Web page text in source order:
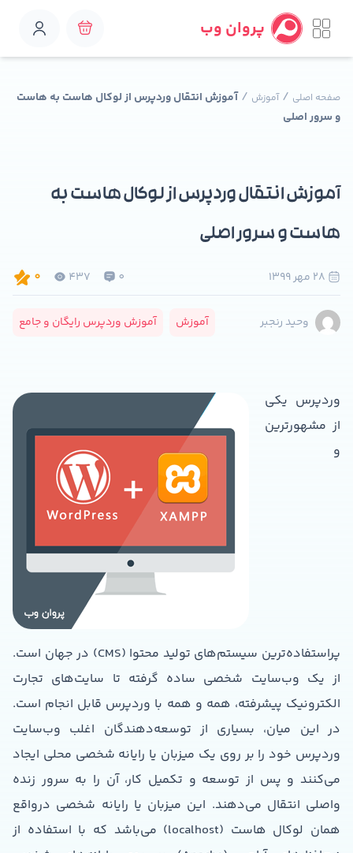
پروان وب
صفحه اصلی /آموزش /آموزش انتقال وردپرس از لوکال هاست به هاست
و سرور اصلی
0
437
0
آموزش انتقال وردپرس از لوکال هاست به
هاست و سرور اصلی
وحید رنجبر آموزش آموزش وردپرس رایگان و جامع
وردپرس یکی
از مشهورترین
و
پراستفاده‌ترین سیستم‌های تولید محتوا (CMS) در جهان است.
از یک وب‌سایت شخصی ساده گرفته تا سایت‌های تجارت
الکترونیک پیشرفته، همه و همه با وردپرس قابل انجام است.
در این میان، بسیاری از توسعه‌دهندگان اغلب وب‌سایت
وردپرس خود را بر روی یک میزبان یا رایانه شخصی محلی ایجاد
می‌کنند و پس از توسعه و تکمیل کار، آن را به سرور زنده
واصلی انتقال می‌دهند. این میزبان یا رایانه شخصی درواقع
همان لوکال هاست (localhost) می‌باشد که با استفاده از